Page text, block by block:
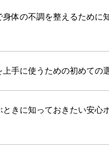
体の不調を整えるために
手に使うための初めての
ときに知っておきたい安心